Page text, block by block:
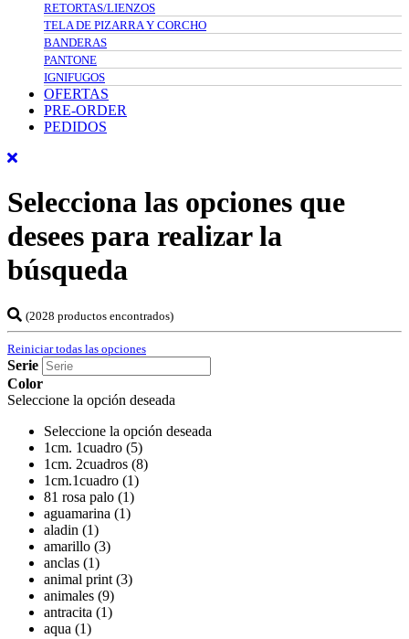
RETORTAS/LIENZOS
TELA DE PIZARRA Y CORCHO
BANDERAS
PANTONE
IGNIFUGOS
OFERTAS
PRE-ORDER
PEDIDOS
Selecciona las opciones que
desees para realizar la
búsqueda
(2028 productos encontrados)
Reiniciar todas las opciones
Serie
Color
Seleccione la opción deseada
Seleccione la opción deseada
1cm. 1cuadro (5)
1cm. 2cuadros (8)
1cm.1cuadro (1)
81 rosa palo (1)
aguamarina (1)
aladin (1)
amarillo (3)
anclas (1)
animal print (3)
animales (9)
antracita (1)
aqua (1)